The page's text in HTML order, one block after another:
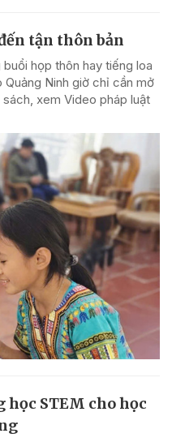
tận thôn bản
họp thôn hay tiếng loa
Ninh giờ chỉ cần mở
xem Video pháp luật
học STEM cho học